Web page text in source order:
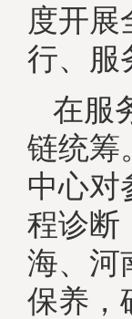
度开展
行、服
在服
链统筹
中心对
程诊断
海、河
保养，